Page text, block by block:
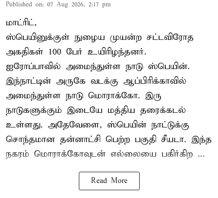
Published on: 07 Aug 2026, 2:17 pm
மாட்ரிட்,
ஸ்பெயினுக்குள் நுழைய முயன்ற சட்டவிரோத
அகதிகள் 100 பேர் உயிரிழந்தனர்.
ஐரோப்பாவில் அமைந்துள்ள நாடு ஸ்பெயின்.
இந்நாட்டின் அருகே வடக்கு ஆப்பிரிக்காவில்
அமைந்துள்ள நாடு மொராக்கோ. இரு
நாடுகளுக்கும் இடையே மத்திய தரைக்கடல்
உள்ளது. அதேவேளை, ஸ்பெயின் நாட்டுக்கு
சொந்தமான தன்னாட்சி பெற்ற பகுதி சீயடா. இந்த
நகரம் மொராக்கோவுடன் எல்லையை பகிர்கிற ...
Read More